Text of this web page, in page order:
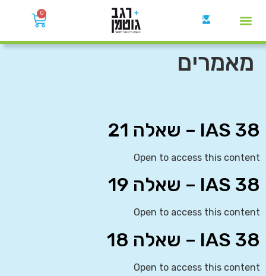
0
מאמרים
IAS 38 – שאלה 21
Open to access this content
IAS 38 – שאלה 19
Open to access this content
IAS 38 – שאלה 18
Open to access this content